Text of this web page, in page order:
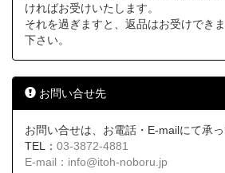
ければお受けいたします。
それを過ぎますと、返品はお受けでき
下さい。
お問い合せ先
お問い合せは、お電話・E-mailにて承っ
TEL： 03-3872-4881
E-mail： info@itoh-noboru.jp